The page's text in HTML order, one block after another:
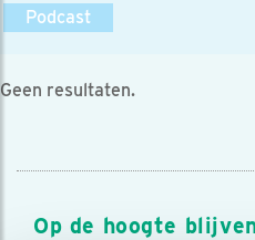
Podcast
Geen resultaten.
Op de hoogte